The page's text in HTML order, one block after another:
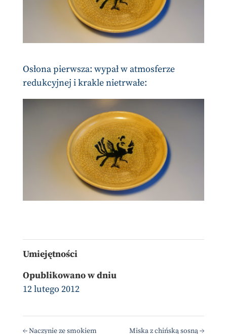
Osłona pierwsza: wypał w atmosferze
redukcyjnej i krakle nietrwałe:
Umiejętności
Opublikowano w dniu
12 lutego 2012
←Naczynie ze smokiem Miska z chińską sosną→